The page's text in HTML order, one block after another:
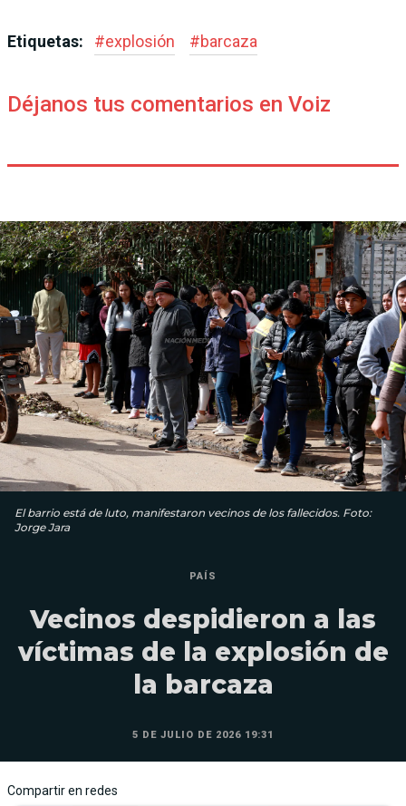
Etiquetas: #explosión #barcaza
Déjanos tus comentarios en Voiz
El barrio está de luto, manifestaron vecinos de los fallecidos. Foto:
Jorge Jara
PAÍS
Vecinos despidieron a las
víctimas de la explosión de
la barcaza
5 DE JULIO DE 2026 19:31
Compartir en redes